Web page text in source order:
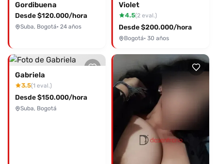
Gordibuena
Desde $120.000/hora
Suba, Bogotá· 24 años
Violet
4.5(2 eval.)
Desde $200.000/hora
Bogotá· 30 años
Gabriela
3.5(1 eval.)
Desde $150.000/hora
Suba, Bogotá